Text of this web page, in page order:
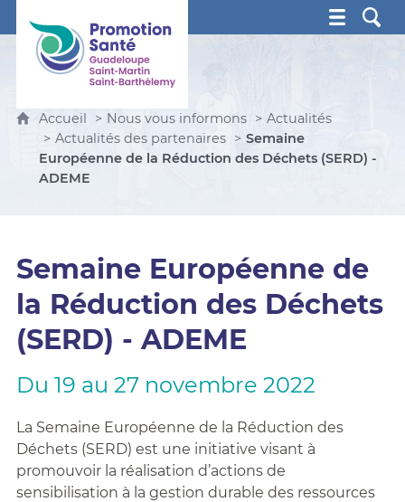
Promotion Santé Guadeloupe, Saint-Martin, Saint
Accueil Nous vous informons
Actualités
Actualités des partenaires
Semaine
Européenne de la Réduction des Déchets (SERD) -
ADEME
Semaine Européenne de
la Réduction des Déchets
(SERD) - ADEME
Du 19 au 27 novembre 2022
La Semaine Européenne de la Réduction des
Déchets (SERD) est une initiative visant à
promouvoir la réalisation d’actions de
sensibilisation à la gestion durable des ressources